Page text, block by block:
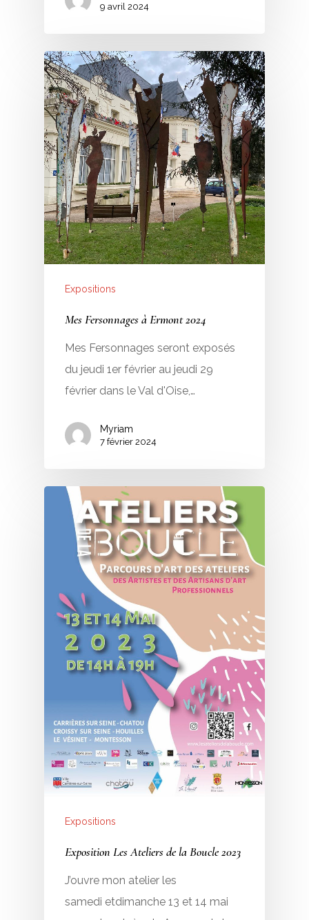
9 avril 2024
Expositions
Mes Fersonnages à Ermont 2024
Mes Fersonnages seront exposés
du jeudi 1er février au jeudi 29
février dans le Val d'Oise,…
Myriam
7 février 2024
Expositions
Exposition Les Ateliers de la Boucle 2023
J’ouvre mon atelier les
samedi etdimanche 13 et 14 mai